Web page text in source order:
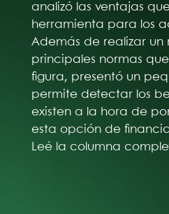
analizó las ventajas
herramienta para los
Además de realizar un
principales normas
figura, presentó un
permite detectar los
existen a la hora de
esta opción de
Leé la columna